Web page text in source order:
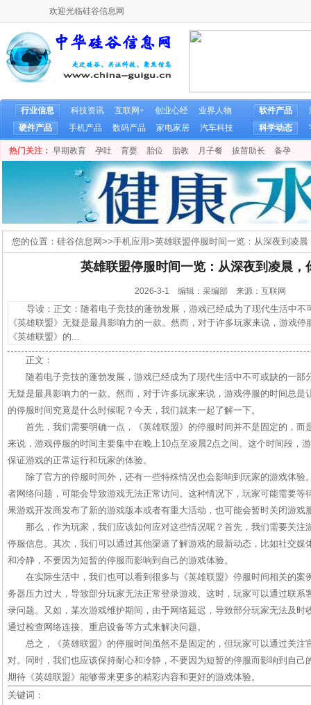
欢迎光临硅谷信息网
行业信息 科技资讯 互联网+ 创业心经
业界人物
硬件产品
手机产品 数码产品 家电家居 汽车科技
软件产品
科学动态
热门关注： 早期教育 孕吐 育婴 胎位 胎教 月子餐 拔苗助长 备孕
您的位置： 硅谷信息网>>手机应用>英雄联盟停服时间一览：从深夜到凌
英雄联盟停服时间一览：从深夜到凌晨，
2026-3-1 编辑：采编部 来源：互联网
导读：正文：随着电子竞技的蓬勃发展，游戏已经成为了现代生活中不
《英雄联盟》无疑是最具影响力的一款。然而，对于许多玩家来说，游戏
《英雄联盟》的...
正文：
随着电子竞技的蓬勃发展，游戏已经成为了现代生活中不可或缺的一部
无疑是最具影响力的一款。然而，对于许多玩家来说，游戏停服的时间总是
的停服时间究竟是什么时候呢？今天，我们就来一起了解一下。
首先，我们需要明确一点，《英雄联盟》的停服时间并不是固定的，而
来说，游戏停服的时间主要集中在晚上10点至凌晨2点之间。这个时间段，
保证游戏的正常运行和玩家的体验。
除了官方的停服时间外，还有一些特殊情况也会影响到玩家的游戏体验
者网络问题，可能会导致游戏无法正常访问。这种情况下，玩家可能需要等
果游戏开发商发布了新的游戏版本或者有重大活动，也可能会暂时关闭游戏
那么，作为玩家，我们应该如何应对这些情况呢？首先，我们需要关注
停服信息。其次，我们可以通过其他渠道了解游戏的最新动态，比如社交媒
和冷静，不要因为短暂的停服而影响到自己的游戏体验。
在实际生活中，我们也可以看到很多与《英雄联盟》停服时间相关的案
务器压力过大，导致部分玩家无法正常登录游戏。这时，玩家可以通过联系
录问题。又如，某次游戏维护期间，由于网络延迟，导致部分玩家无法及时
通过检查网络连接、重启设备等方式来解决问题。
总之，《英雄联盟》的停服时间虽然不是固定的，但玩家可以通过关注
对。同时，我们也应该保持耐心和冷静，不要因为短暂的停服而影响到自己
期待《英雄联盟》能够带来更多的精彩内容和更好的游戏体验。
关键词：